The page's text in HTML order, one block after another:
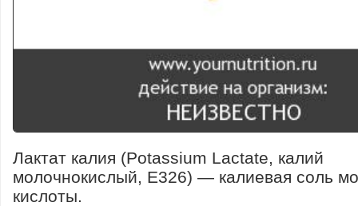
Лактат калия (Potassium Lactate, калий
молочнокислый, E326) — калиевая соль
кислоты.